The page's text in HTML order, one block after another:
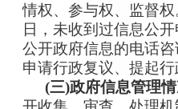
情权、参与权、监督权
日，未收到过信息公
公开政府信息的电话
申请行政复议、提起行
(三)政府信息管理情